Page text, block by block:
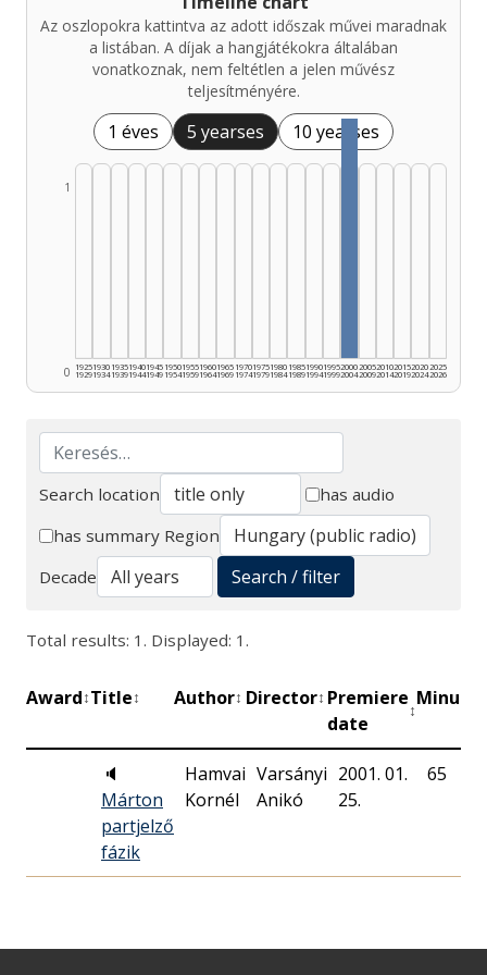
Az oszlopokra kattintva az adott időszak művei maradnak
a listában. A díjak a hangjátékokra általában
vonatkoznak, nem feltétlen a jelen művész
teljesítményére.
1 éves 5 yearses 10 yearses
0
1
1925
1929
1930
1934
1935
1939
1940
1944
1945
1949
1950
1954
1955
1959
1960
1964
1965
1969
1970
1974
1975
1979
1980
1984
1985
1989
1990
1994
1995
1999
2000
2004
2005
2009
2010
2014
2015
2019
2020
2024
2025
2026
Search
Search location
has audio
has summary Region
Decade
Search / filter
Total results: 1. Displayed: 1.
Award↕Title↕ Author↕ Director↕ Premiere
date
↕
Minutes
🔈
Márton
partjelző
fázik
Hamvai
Kornél
Varsányi
Anikó
2001. 01.
25.
65